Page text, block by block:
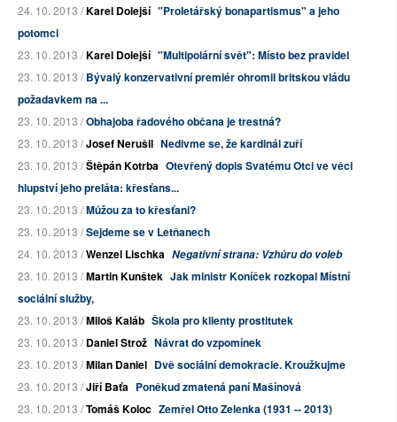
24. 10. 2013 /Karel Dolejší "Proletářský bonapartismus" a jeho
potomci
23. 10. 2013 /Karel Dolejší "Multipolární svět": Místo bez pravidel
23. 10. 2013 /Bývalý konzervativní premiér ohromil britskou vládu
požadavkem na ...
23. 10. 2013 /Obhajoba řadového občana je trestná?
23. 10. 2013 /Josef Nerušil Nedivme se, že kardinál zuří
23. 10. 2013 /Štěpán Kotrba Otevřený dopis Svatému Otci ve věci
hlupství jeho preláta: křesťans...
23. 10. 2013 /Můžou za to křesťani?
23. 10. 2013 /Sejdeme se v Letňanech
24. 10. 2013 /Wenzel Lischka Negativní strana: Vzhůru do voleb
23. 10. 2013 /Martin Kunštek Jak ministr Koníček rozkopal Místní
sociální služby,
23. 10. 2013 /Miloš Kaláb Škola pro klienty prostitutek
23. 10. 2013 /Daniel Strož Návrat do vzpomínek
23. 10. 2013 /Milan Daniel Dvě sociální demokracie. Kroužkujme
23. 10. 2013 /Jiří Baťa Poněkud zmatená paní Mašínová
23. 10. 2013 /Tomáš Koloc Zemřel Otto Zelenka (1931 -- 2013)